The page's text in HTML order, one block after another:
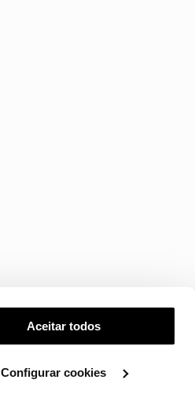
Aceitar todos
Configurar cookies